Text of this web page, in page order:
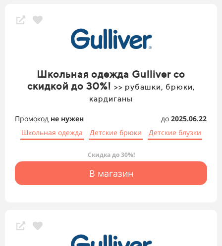
Школьная одежда Gulliver со
скидкой до 30%! >> рубашки, брюки,
кардиганы
Промокод не нужен до 2025.06.22
Школьная одежда
Детские брюки Детские блузки
Скидка до 30%!
В магазин